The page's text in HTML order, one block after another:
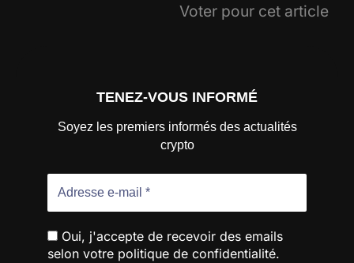
Voter pour cet article
TENEZ-VOUS INFORMÉ
Soyez les premiers informés des actualités
crypto
Oui, j'accepte de recevoir des emails
selon votre politique de confidentialité.